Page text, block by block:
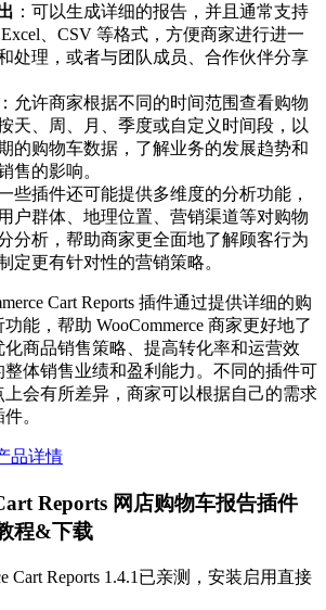
：可以生成详细的报告，并且通常支持
、CSV 等格式，方便商家进行进一
处理，或者与团队成员、合作伙伴分享
允许商家根据不同的时间范围查看购物
天、周、月、季度或自定义时间段，以
的购物车数据，了解业务的发展趋势和
售的影响。
些插件还可能提供多维度的分析功能，
户群体、地理位置、营销渠道等对购物
分析，帮助商家更全面地了解顾客行为
定更有针对性的营销策略。
Cart Reports 插件通过提供详细的购
能，帮助 WooCommerce 商家更好地了
商品销售策略、提高转化率和运营效
体销售业绩和盈利能力。不同的插件可
会有所差异，商家可以根据自己的需求
。
品详情
Reports 网店购物车报告插件
程&下载
Cart Reports 1.4.1已亲测，安装启用直接